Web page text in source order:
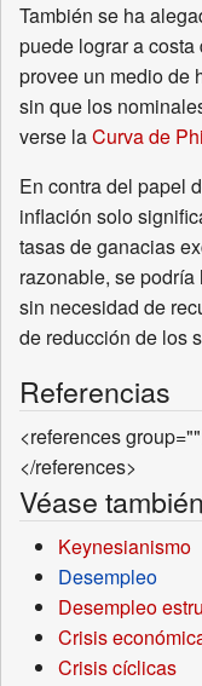
También se ha
puede lograr a
provee un medio de
sin que los
verse laCurva de
En contra del papel
inflación solo
tasas de ganacias
razonable, se
sin necesidad de
de reducción de los
Referencias
<references
</references>
Véase también
Keynesianismo
Desempleo
Desempleo
Crisis
Crisis cíclicas